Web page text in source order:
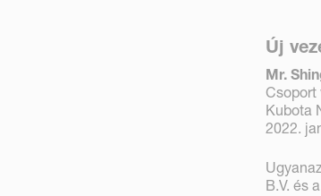
Új
Mr.
Csoport
Kubota
2022.
B.V. és